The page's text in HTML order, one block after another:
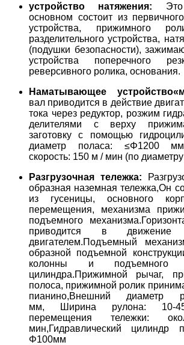
устройство натяжения:
основном состоит из
устройства, прижимного
разделительного устройства,
(подушки безопасности),
устройства поперечного
реверсивного ролика, основания.
Наматывающее
вал приводится в действие
тока через редуктор, розжим
делителями с верху
заготовку с помощью
диаметр поласа: ≤Φ1200
скорость: 150 м / мин (по
Разгрузочная тележка:
образная наземная тележка,Он
из гусеницы, основного
перемещения, механизма
подъемного механизма.
приводится в движение
двигателем.Подъемный
образной подъемной
колонны и подъемного
цилиндра.Прижимной рычаг,
полоса, прижимной ролик
пианино,Внешний диаметр
мм,
Ширина рулона: 10-
перемещения
мин,Гидравлический цилиндр
Φ100мм